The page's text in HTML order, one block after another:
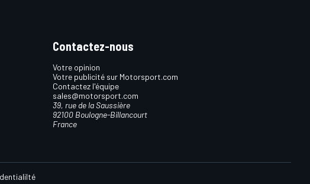
Contactez-nous
Votre opinion
Votre publicité sur Motorsport.com
Contactez l'équipe
sales@motorsport.com
39, rue de la Saussière
92100 Boulogne-Billancourt
France